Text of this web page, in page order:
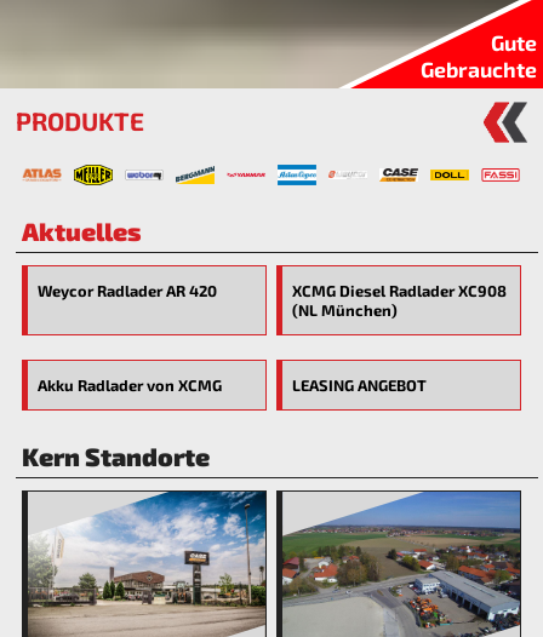
Gute
Gebrauchte
PRODUKTE
Aktuelles
Weycor Radlader AR 420
XCMG Diesel Radlader XC908
(NL München)
Akku Radlader von XCMG LEASING ANGEBOT
Kern Standorte